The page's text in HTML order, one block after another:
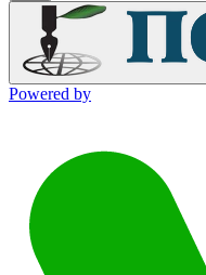
Powered by